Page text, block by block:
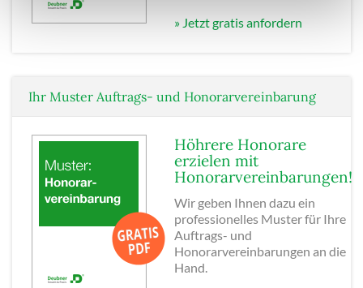
» Jetzt gratis anfordern
Ihr Muster Auftrags- und Honorarvereinbarung
Höhrere Honorare
erzielen mit
Honorarvereinbarungen!
Wir geben Ihnen dazu ein
professionelles Muster für Ihre
Auftrags- und
Honorarvereinbarungen an die
Hand.